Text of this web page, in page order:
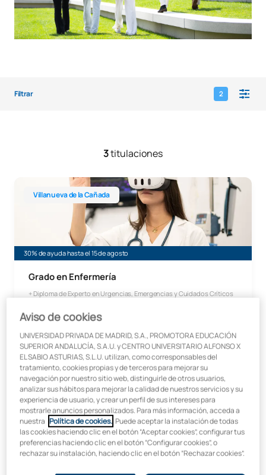
Filtrar 2
3titulaciones
Villanueva de la Cañada
30% de ayuda hasta el 15 de agosto
Grado en Enfermería
+ Diploma de Experto en Urgencias, Emergencias y Cuidados Críticos
En colaboración con:
Inicio:
Septiembre
Duración:
4 años
Grado en Enfermería + Diploma de Experto en
Oviedo
Grado en Enfermería Oviedo
Aviso de cookies
UNIVERSIDAD PRIVADA DE MADRID, S.A., PROMOTORA EDUCACIÓN
SUPERIOR ANDALUCÍA, S.A.U. y CENTRO UNIVERSITARIO ALFONSO X
EL SABIO ASTURIAS, S.L.U. utilizan, como corresponsables del
tratamiento, cookies propias y de terceros para mejorar su
navegación por nuestro sitio web, distinguirle de otros usuarios,
analizar sus hábitos para mejorar la calidad de nuestros servicios y su
experiencia de usuario, y crear un perfil de sus intereses para
mostrarle anuncios personalizados. Para más información, acceda a
nuestra Política de cookies. . Puede aceptar la instalación de todas
las cookies haciendo clic en el botón “Aceptar cookies”, configurar tus
preferencias haciendo clic en el botón “Configurar cookies”, o
rechazar su instalación, haciendo clic en el botón “Rechazar cookies”.